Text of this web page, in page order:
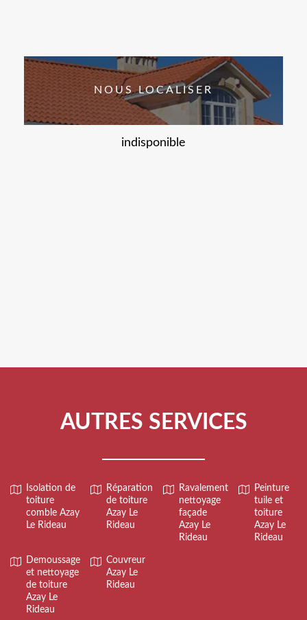
NOUS LOCALISER
indisponible
AUTRES SERVICES
Isolation de
toiture
comble Azay
Le Rideau
Réparation
de toiture
Azay Le
Rideau
Ravalement
nettoyage
façade
Azay Le
Rideau
Peinture
tuile et
toiture
Azay Le
Rideau
Demoussage
et nettoyage
de toiture
Azay Le
Rideau
Couvreur
Azay Le
Rideau